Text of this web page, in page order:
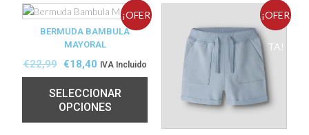
¡OFER
BERMUDA BAMBULA
MAYORAL
€22,99 €18,40 IVA Incluido
SELECCIONAR
OPCIONES
¡OFER
TA!